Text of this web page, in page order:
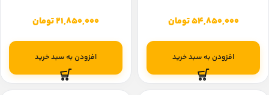
54,850,000تومان
افزودن به سبد خرید
21,850,000تومان
افزودن به سبد خرید